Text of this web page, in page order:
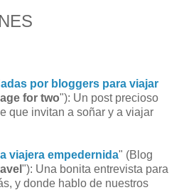
por bloggers para viajar
for two"): Un post precioso
que invitan a soñar y a viajar
viajera empedernida" (Blog
"): Una bonita entrevista para
y donde hablo de nuestros